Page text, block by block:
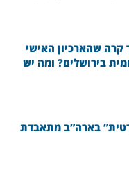
קרה שהארכיון האישי
בירושלים? ומה יש
בארה”ב מתאבדת